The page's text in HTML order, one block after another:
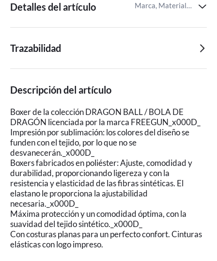
Detalles del artículo Marca, Material de confección,Patrón
Trazabilidad
Descripción del artículo
Boxer de la colección DRAGON BALL / BOLA DE
DRAGÓN licenciada por la marca FREEGUN_x000D_
Impresión por sublimación: los colores del diseño se
funden con el tejido, por lo que no se
desvanecerán._x000D_
Boxers fabricados en poliéster: Ajuste, comodidad y
durabilidad, proporcionando ligereza y con la
resistencia y elasticidad de las fibras sintéticas. El
elastano le proporciona la ajustabilidad
necesaria._x000D_
Máxima protección y un comodidad óptima, con la
suavidad del tejido sintético._x000D_
Con costuras planas para un perfecto confort. Cinturas
elásticas con logo impreso.